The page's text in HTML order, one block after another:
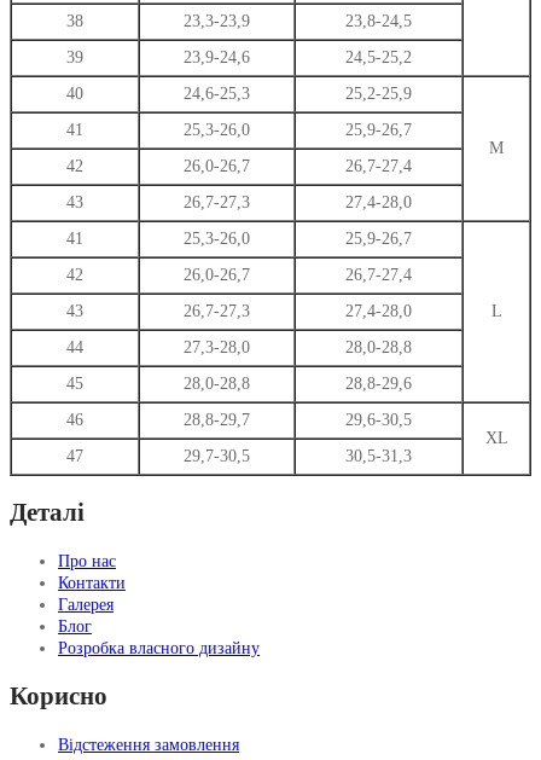
38
23,3-23,9
23,8-24,5
39
23,9-24,6
24,5-25,2
40
24,6-25,3 25,2-25,9
M
41 25,3-26,0
25,9-26,7
42
26,0-26,7
26,7-27,4
43
26,7-27,3
27,4-28,0
41
25,3-26,0 25,9-26,7
L
42 26,0-26,7
26,7-27,4
43
26,7-27,3
27,4-28,0
44
27,3-28,0
28,0-28,8
45
28,0-28,8
28,8-29,6
46
28,8-29,7
29,6-30,5
XL
47
29,7-30,5 30,5-31,3
Деталі
Про нас
Контакти
Галерея
Блог
Розробка власного дизайну
Корисно
Відстеження замовлення